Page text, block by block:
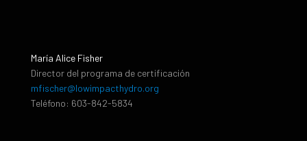
María Alice Fisher
Director del programa de certificación
mfischer@lowimpacthydro.org
Teléfono: 603-842-5834